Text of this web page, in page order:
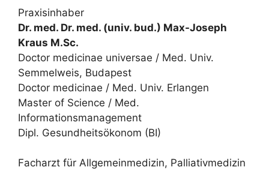
Praxisinhaber
Dr. med. Dr. med. (univ. bud.) Max-Joseph
Kraus M.Sc.
Doctor medicinae universae / Med. Univ.
Semmelweis, Budapest
Doctor medicinae / Med. Univ. Erlangen
Master of Science / Med.
Informationsmanagement
Dipl. Gesundheitsökonom (BI)
Facharzt für Allgemeinmedizin, Palliativmedizin